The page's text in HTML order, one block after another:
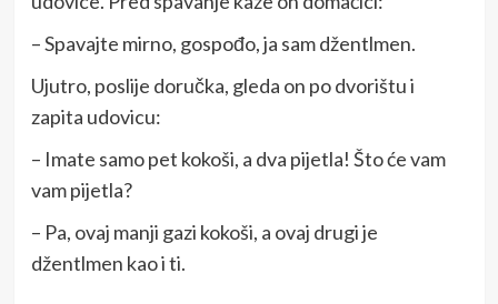
– Spavajte mirno, gospođo, ja sam džentlmen.
Ujutro, poslije doručka, gleda on po dvorištu i
zapita udovicu:
– Imate samo pet kokoši, a dva pijetla! Što će vam
vam pijetla?
– Pa, ovaj manji gazi kokoši, a ovaj drugi je
džentlmen kao i ti.